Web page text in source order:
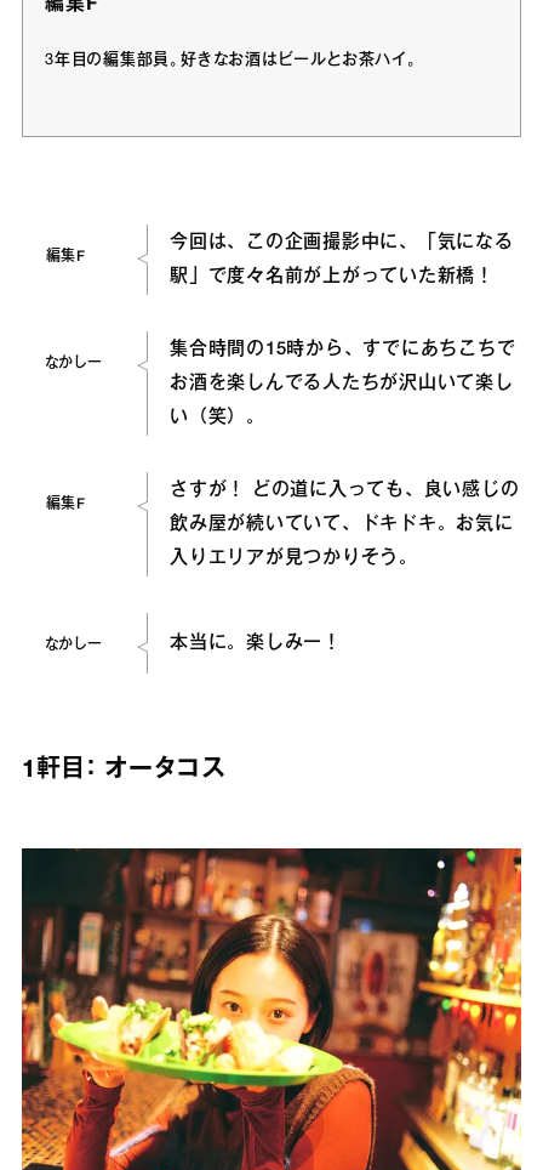
編集F
3年目の編集部員。好きなお酒はビールとお茶ハイ。
編集F
今回は、この企画撮影中に、「気になる
駅」で度々名前が上がっていた新橋！
なかしー
集合時間の15時から、すでにあちこちで
お酒を楽しんでる人たちが沢山いて楽し
い（笑）。
編集F
さすが！ どの道に入っても、良い感じの
飲み屋が続いていて、ドキドキ。お気に
入りエリアが見つかりそう。
なかしー 本当に。楽しみー！
1軒目： オータコス